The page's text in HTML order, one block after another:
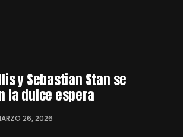
y Sebastian Stan se
la dulce espera
26, 2026